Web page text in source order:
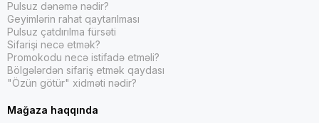
etməklə uşaqların inkişafına kömək edir.
tərəddüd edə bilərlər, lakin uşaqların maraqlarına uyğun
çünki bu resurslar uşaqların öyrənmə prosesinə böyük töhfə
Alinino.az onlayn mağazası ensiklopediyaların və öyrədici
çatdırılmasını, Azərbaycanın bütün bölgələrinə
çatdırılmasını həyata keçirir.
Pulsuz dənəmə nədir?
Geyimlərin rahat qaytarılması
Pulsuz çatdırılma fürsəti
Sifarişi necə etmək?
Promokodu necə istifadə etməli?
Bölgələrdən sifariş etmək qaydası
"Özün götür" xidməti nədir?
Mağaza haqqında